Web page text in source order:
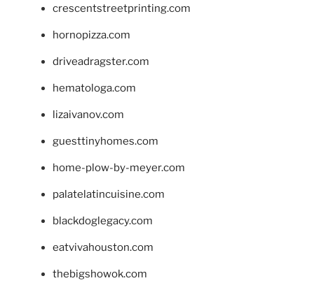
crescentstreetprinting.com
hornopizza.com
driveadragster.com
hematologa.com
lizaivanov.com
guesttinyhomes.com
home-plow-by-meyer.com
palatelatincuisine.com
blackdoglegacy.com
eatvivahouston.com
thebigshowok.com